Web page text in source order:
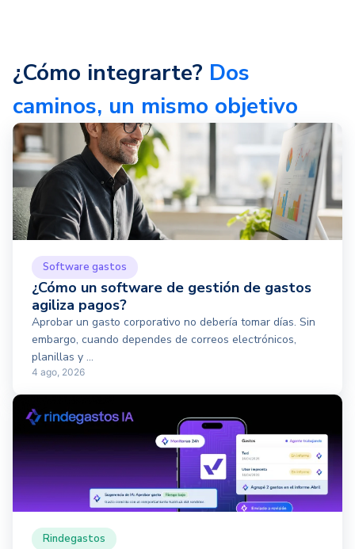
¿Cómo integrarte? Dos
caminos, un mismo objetivo
Software gastos
¿Cómo un software de gestión de gastos
agiliza pagos?
Aprobar un gasto corporativo no debería tomar días. Sin
embargo, cuando dependes de correos electrónicos,
planillas y ...
4 ago, 2026
Rindegastos